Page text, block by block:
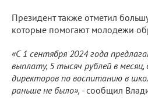
Президент также отметил
которые помогают молодежи
«С 1 сентября 2024 года
выплату, 5 тысяч рублей в месяц,
директоров по воспитанию в
раньше не было», -сообщил